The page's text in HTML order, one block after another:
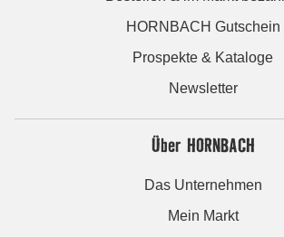
HORNBACH Gutschein
Prospekte & Kataloge
Newsletter
Über HORNBACH
Das Unternehmen
Mein Markt